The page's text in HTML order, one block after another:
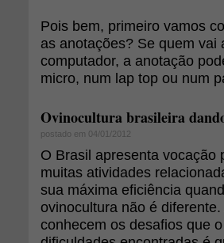
Pois bem, primeiro vamos
as anotações? Se quem
computador, a anotação
micro, num lap top ou num
Ovinocultura brasileira
postado em 04/01/2012
O Brasil apresenta vocação
muitas atividades
sua máxima eficiência
ovinocultura não é
conhecem os desafios que